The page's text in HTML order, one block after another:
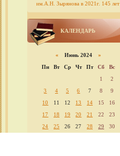
им.А.Н. Зырянова в 2021г. 145 лет
КАЛЕНДАРЬ
« Июнь 2024 »
Пн
Вт Ср Чт Пт Сб
Вс
1
2
3
4 5 6 7 8
9
10
11 12 13 14 15
16
17
18 19 20 21 22
23
24
25 26 27 28 29 30